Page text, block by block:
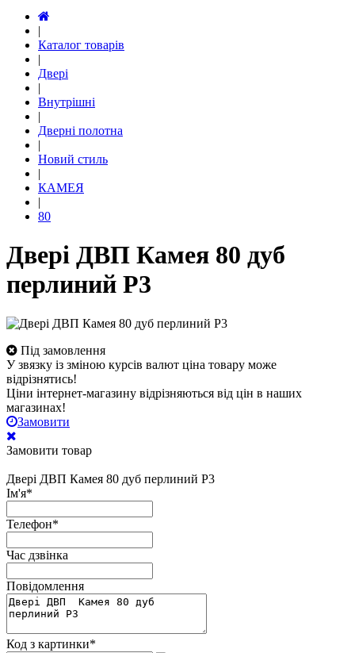
|
Каталог товарів
|
Двері
|
Внутрішні
|
Дверні полотна
|
Новий стиль
|
КАМЕЯ
|
80
Двері ДВП Камея 80 дуб
перлиний Р3
Під замовлення
У звязку із зміною курсів валют ціна товару може
відрізнятись!
Ціни інтернет-магазину відрізняються від цін в наших
магазинах!
Замовити
Замовити товар
Двері ДВП Камея 80 дуб перлиний Р3
Ім'я*
Телефон*
Час дзвінка
Повідомлення
Код з картинки*